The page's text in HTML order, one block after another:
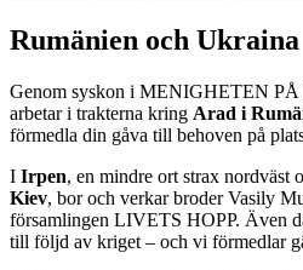
Rumänien och Ukraina
Genom syskon i MENIGHETEN
arbetar i trakterna kring Arad i
förmedla din gåva till behoven på
I Irpen, en mindre ort strax nordväst
Kiev, bor och verkar broder Vasily
församlingen LIVETS HOPP. Även
till följd av kriget – och vi förmedlar